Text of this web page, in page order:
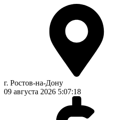
г. Ростов-на-Дону
09 августа 2026 5:07:19